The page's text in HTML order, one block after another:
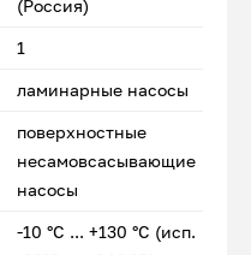
(Россия)
1
ламинарные насосы
поверхностные
несамовсасывающие
насосы
-10 °С ... +130 °С (исп.